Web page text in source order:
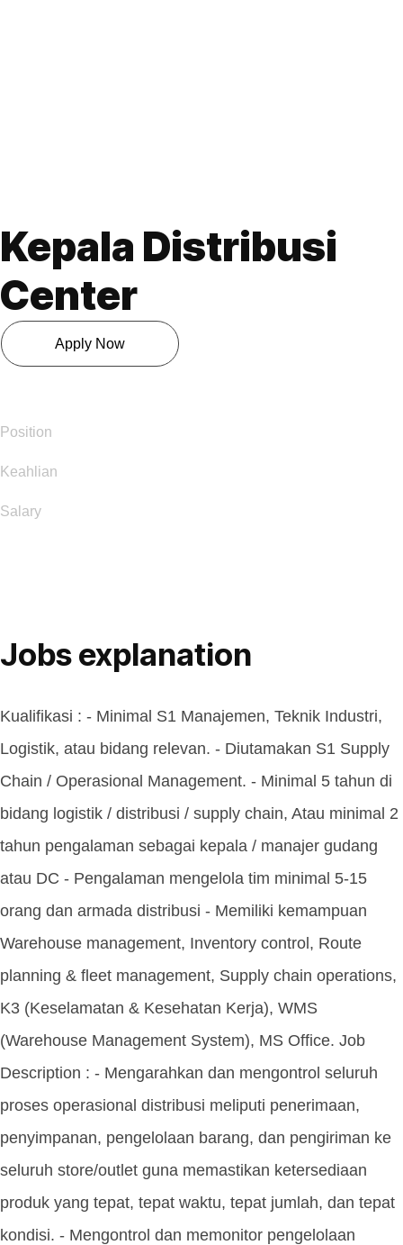
Kepala Distribusi
Center
Apply Now
Position
Keahlian
Salary
Jobs explanation
Kualifikasi : - Minimal S1 Manajemen, Teknik Industri,
Logistik, atau bidang relevan. - Diutamakan S1 Supply
Chain / Operasional Management. - Minimal 5 tahun di
bidang logistik / distribusi / supply chain, Atau minimal 2
tahun pengalaman sebagai kepala / manajer gudang
atau DC - Pengalaman mengelola tim minimal 5-15
orang dan armada distribusi - Memiliki kemampuan
Warehouse management, Inventory control, Route
planning & fleet management, Supply chain operations,
K3 (Keselamatan & Kesehatan Kerja), WMS
(Warehouse Management System), MS Office. Job
Description : - Mengarahkan dan mengontrol seluruh
proses operasional distribusi meliputi penerimaan,
penyimpanan, pengelolaan barang, dan pengiriman ke
seluruh store/outlet guna memastikan ketersediaan
produk yang tepat, tepat waktu, tepat jumlah, dan tepat
kondisi. - Mengontrol dan memonitor pengelolaan